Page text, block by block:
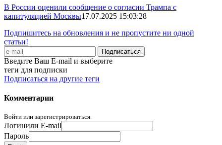
В России оценили сообщение о согласии Трампа с
капитуляцией Москвы17.07.2025 15:03:28
Подпишитесь на обновления и не пропустите ни одной
статьи!
Введите Ваш E-mail и выберите
теги для подписки
Подписаться на другие теги
Комментарии
Войти или зарегистрироваться.
Логинили E-mail
Пароль